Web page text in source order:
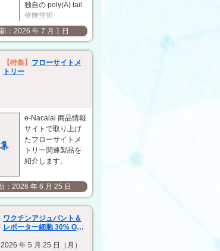
独自の poly(A) tail
修飾技術
「ModTail」は、in
vitro 転写（IVT）後
に poly(A) tail の 3'
末端に小さな化学
修飾基を付加する
2026 年 7 月 1 日
【特集】
フローサイトメ
トリー
e-Nacalai 商品情報
サイトで取り上げ
たフローサイトメ
トリー関連製品を
紹介します。
2026 年 6 月 25 日
ワクチンアジュバント＆
レポーター細胞 30% OFF
2026 年 5 月 25 日（月）